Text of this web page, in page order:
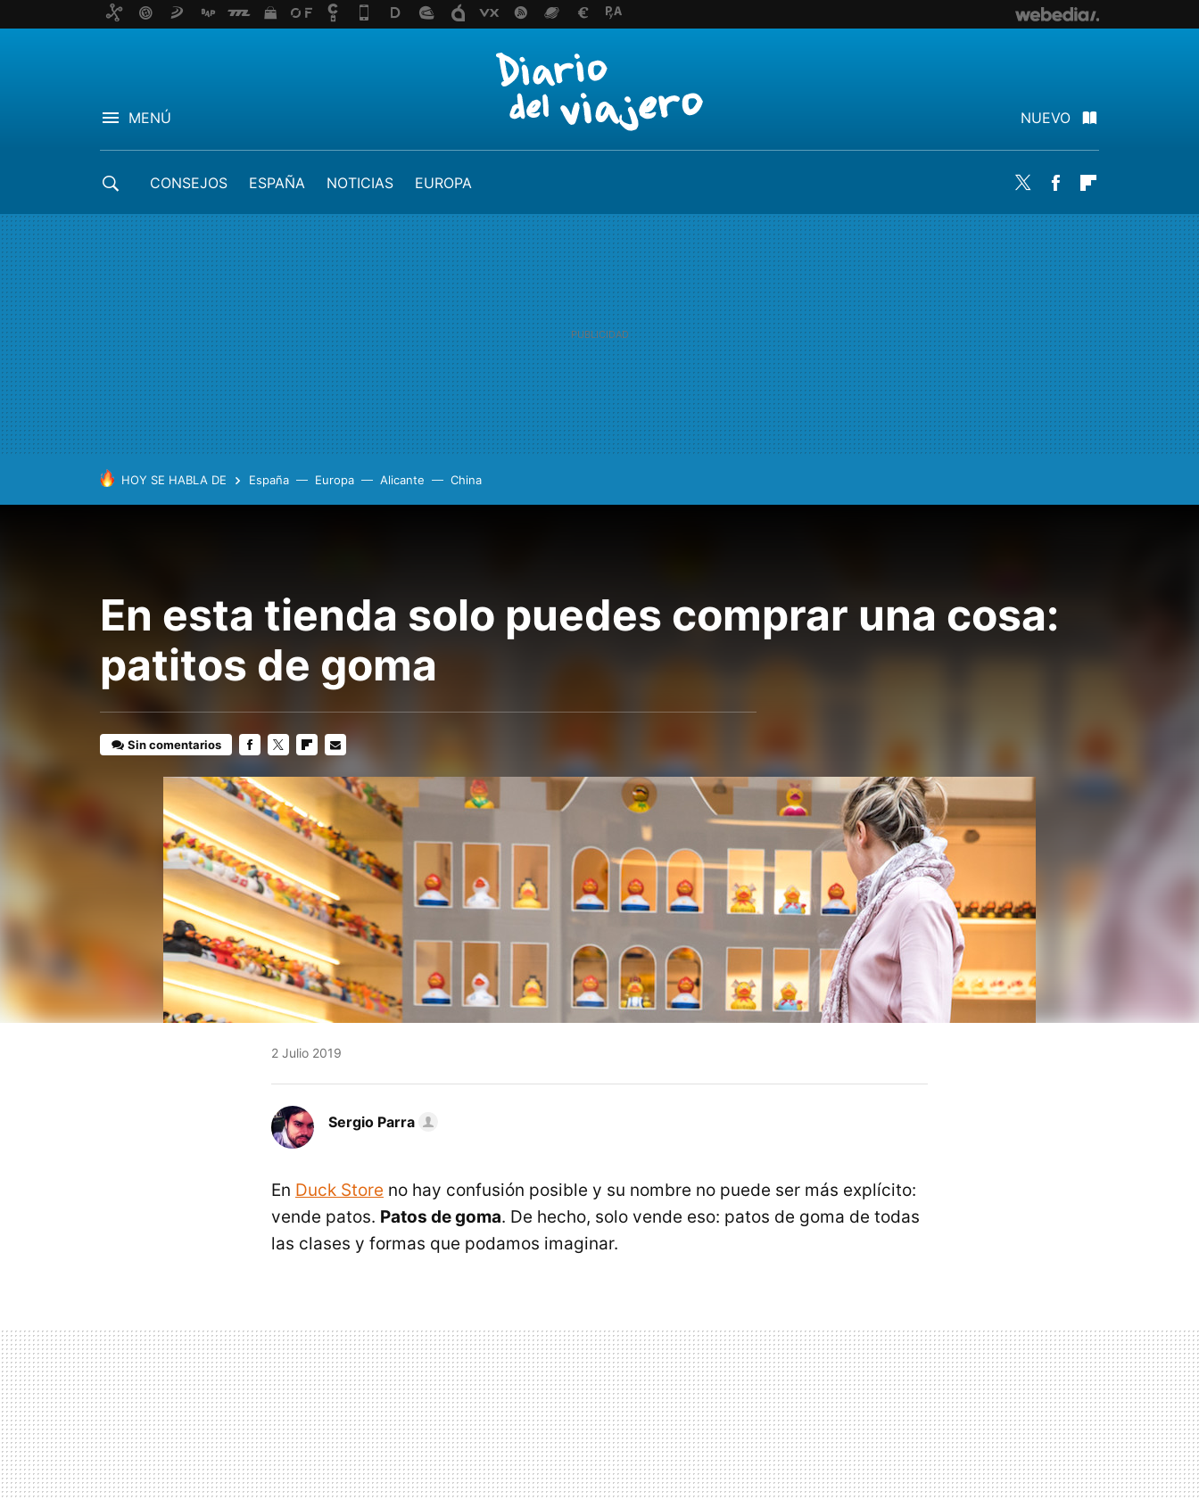
MENÚ NUEVO
CONSEJOS ESPAÑA NOTICIAS EUROPA Twitter Facebook
HOY SE HABLA DE España Europa Alicante China
En esta tienda solo puedes comprar una cosa:
patitos de goma
Sin comentarios
MAIL
2 Julio 2019
Sergio Parra
En Duck Store no hay confusión posible y su nombre no puede ser más explícito:
vende patos. Patos de goma. De hecho, solo vende eso: patos de goma de todas
las clases y formas que podamos imaginar.